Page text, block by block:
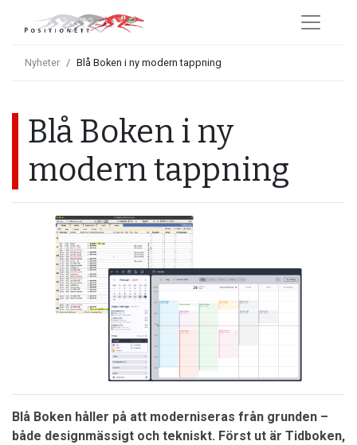
Nyheter Blå Boken i ny modern tappning
Blå Boken i ny
modern tappning
Blå Boken håller på att moderniseras från grunden –
både designmässigt och tekniskt. Först ut är Tidboken,